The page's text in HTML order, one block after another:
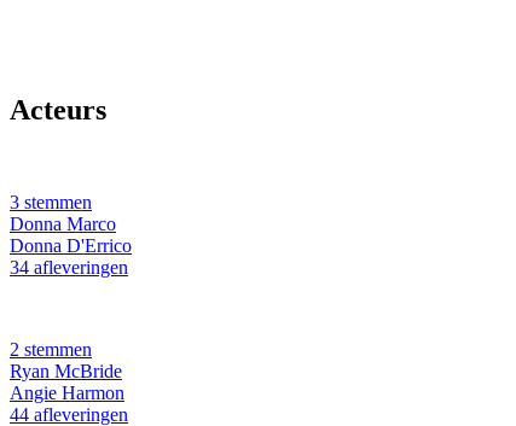
Acteurs
3 stemmen
Donna Marco
Donna D'Errico
34 afleveringen
2 stemmen
Ryan McBride
Angie Harmon
44 afleveringen